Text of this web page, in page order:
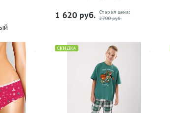
1 620руб. Старая цена:
2700 руб.
СКИДКА